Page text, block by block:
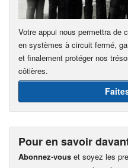
Votre appui nous permettra de
en systèmes à circuit fermé,
et finalement protéger nos
côtières.
Pour en savoir
Abonnez-vous et soyez les